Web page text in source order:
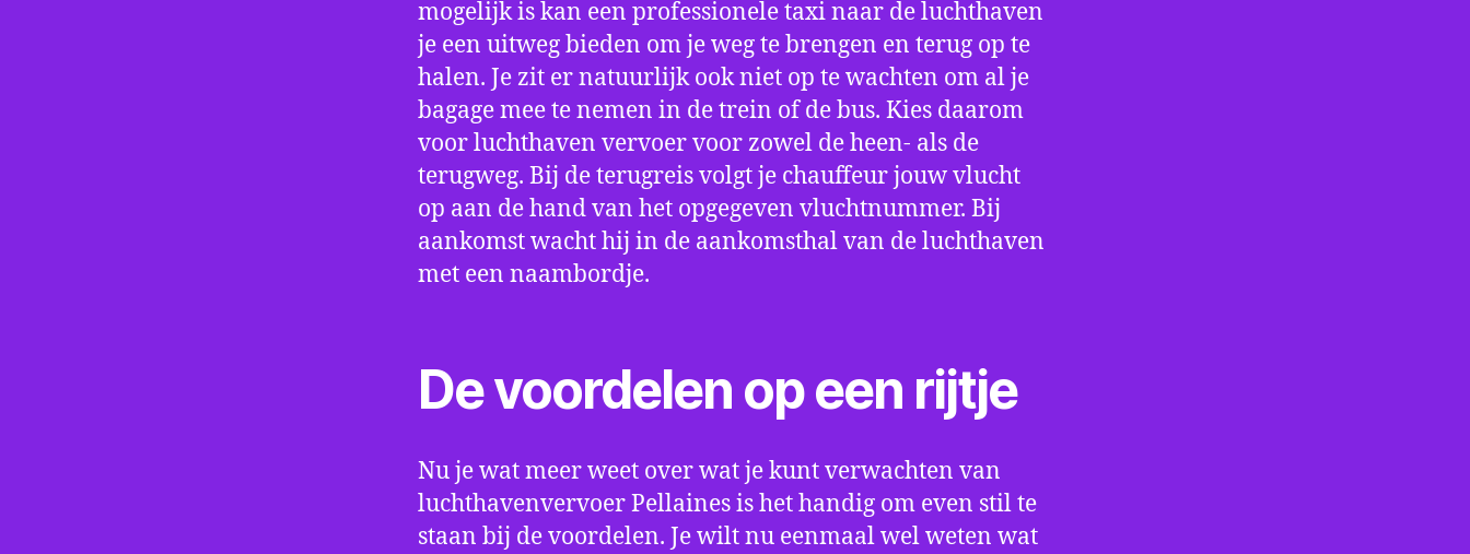
mogelijk is kan een professionele taxi naar de luchthaven
je een uitweg bieden om je weg te brengen en terug op te
halen. Je zit er natuurlijk ook niet op te wachten om al je
bagage mee te nemen in de trein of de bus. Kies daarom
voor luchthaven vervoer voor zowel de heen- als de
terugweg. Bij de terugreis volgt je chauffeur jouw vlucht
op aan de hand van het opgegeven vluchtnummer. Bij
aankomst wacht hij in de aankomsthal van de luchthaven
met een naambordje.
De voordelen op een rijtje
Nu je wat meer weet over wat je kunt verwachten van
luchthavenvervoer Pellaines is het handig om even stil te
staan bij de voordelen. Je wilt nu eenmaal wel weten wat